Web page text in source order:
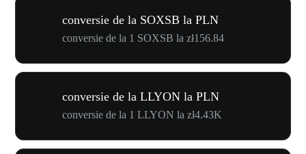
conversie de la SOXSB la PLN
conversie de la 1 SOXSB la zł156.84
conversie de la LLYON la PLN
conversie de la 1 LLYON la zł4.43K